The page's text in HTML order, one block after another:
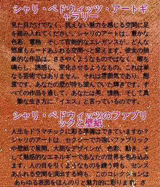
シャリ・ペドウィッツ・アートギ
ャラリー
見た目だけでなく、抗えない魅力を感じる空間に足
を踏み入れてください。シャリのアートは、豊かな
色彩、電熱、そして官能的なエレガンスが、どんな
部屋もムードあふれる空間へと変えます。彼女の抽
象的な作品は、ささやくようなものではなく、喉を
鳴らし、誘惑し、変化させるようなもの。これは単
なる芸術ではありません。それは雰囲気であり、態
度です。あなたの壁が待ち望んでいた輝きです。す
べての作品を通して、あなたは美、情熱、そして真
摯な生き方に「イエス」と言っているのです。
シャリ・ペドウィッツのファブリ
ックと壁紙
人生をドラマチックに彩る準備はできていますか？
シャリのアートは、セクシーで力強いファブリック
や壁紙で展開。大胆なデザインが、色彩、動き、そ
して魅惑的なエネルギーであなたの世界を包み込み
ます。人の目を引くようなものを縫う時も、センス
あふれる空間を演出する時も、このコレクションは
あらゆる表面をほんのりと魅力的に彩ります。さ